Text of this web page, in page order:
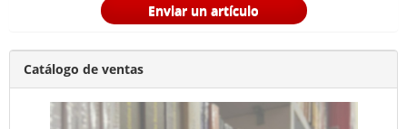
Enviar un artículo
Catálogo de ventas